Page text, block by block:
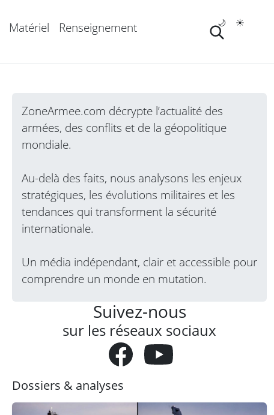
Matériel Renseignement ☀️
🌙
ZoneArmee.com décrypte l’actualité des
armées, des conflits et de la géopolitique
mondiale.
Au-delà des faits, nous analysons les enjeux
stratégiques, les évolutions militaires et les
tendances qui transforment la sécurité
internationale.
Un média indépendant, clair et accessible pour
comprendre un monde en mutation.
Suivez-nous
sur les réseaux sociaux
Dossiers & analyses